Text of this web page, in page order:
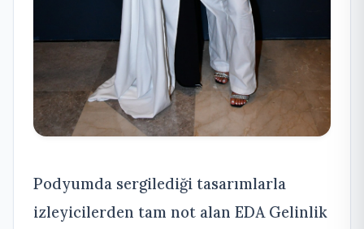
Podyumda sergilediği tasarımlarla
izleyicilerden tam not alan EDA Gelinlik